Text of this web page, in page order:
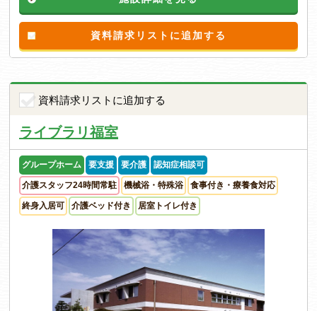
資料請求リストに追加する
資料請求リストに追加する
ライブラリ福室
グループホーム 要支援 要介護 認知症相談可
介護スタッフ24時間常駐 機械浴・特殊浴 食事付き・療養食対応
終身入居可 介護ベッド付き 居室トイレ付き